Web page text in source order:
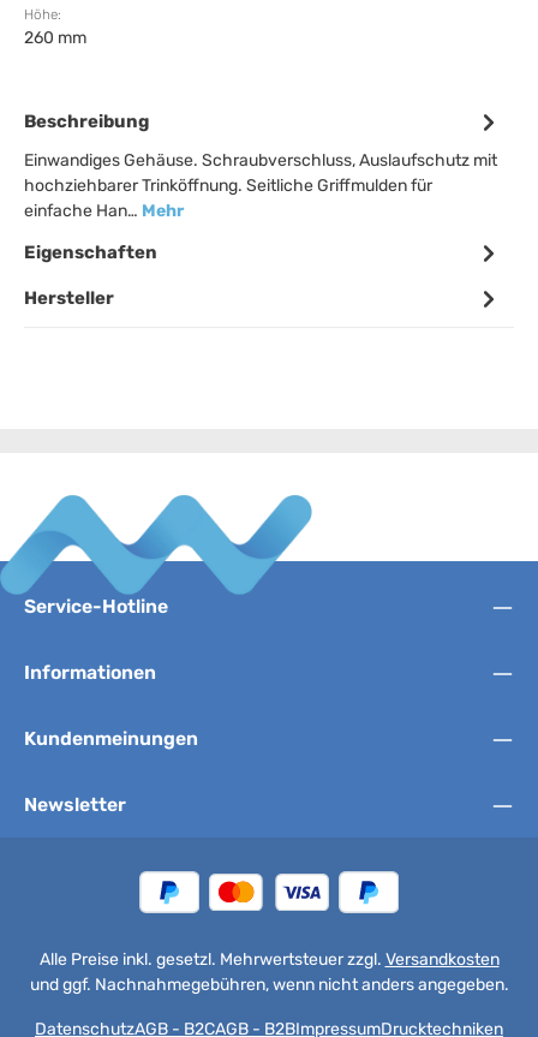
Höhe:
260 mm
Beschreibung
Einwandiges Gehäuse. Schraubverschluss, Auslaufschutz mit
hochziehbarer Trinköffnung. Seitliche Griffmulden für
einfache Han… Mehr
Eigenschaften
Hersteller
Service-Hotline
Informationen
Kundenmeinungen
Newsletter
Alle Preise inkl. gesetzl. Mehrwertsteuer zzgl. Versandkosten
und ggf. Nachnahmegebühren, wenn nicht anders angegeben.
DatenschutzAGB - B2CAGB - B2BImpressumDrucktechniken